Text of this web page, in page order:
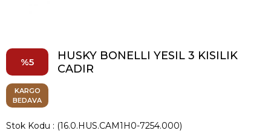
5
HUSKY BONELLI YESIL 3 KISILIK
CADIR
KARGO
BEDAVA
Stok Kodu (16.0.HUS.CAM1H0-7254.000)